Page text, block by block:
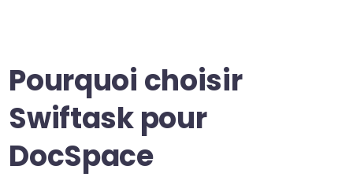
Pourquoi choisir
Swiftask pour
DocSpace